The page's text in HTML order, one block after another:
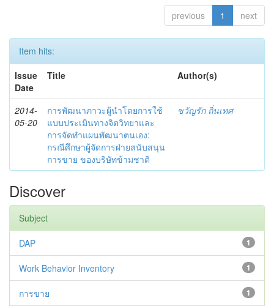
previous 1 next
Item hits:
Issue
Date
Title Author(s)
2014-
05-20
การพัฒนาภาวะผู้นำโดยการใช้
แบบประเมินทางจิตวิทยาและ
การจัดทำแผนพัฒนาตนเอง:
กรณีศึกษาผู้จัดการฝ่ายสนับสนุน
การขาย ของบริษัทข้ามชาติ
ขวัญรัก ถิ่นเทศ
Discover
Subject
1
DAP
1
Work Behavior Inventory
1
การขาย